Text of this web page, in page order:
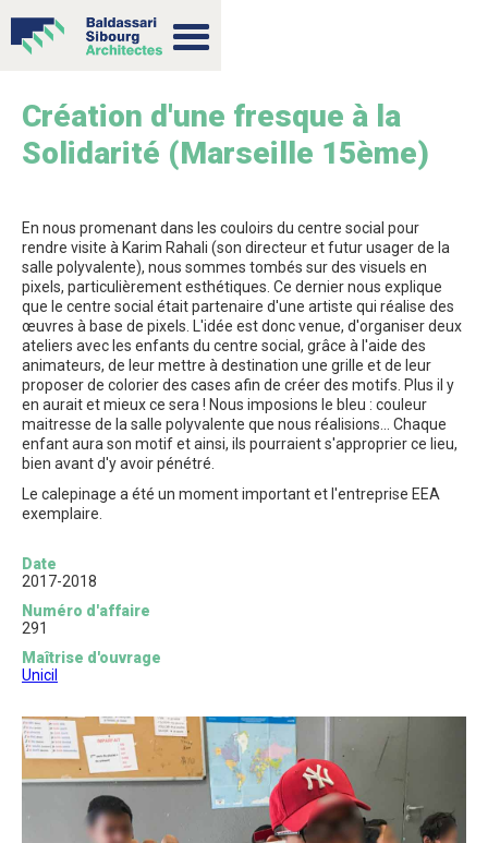
Date
2017-2018
Numéro d'affaire
291
Maîtrise d'ouvrage
Unicil
Création d'une fresque à la
Solidarité (Marseille 15ème)
En nous promenant dans les couloirs du centre social pour
rendre visite à Karim Rahali (son directeur et futur usager de la
salle polyvalente), nous sommes tombés sur des visuels en
pixels, particulièrement esthétiques. Ce dernier nous explique
que le centre social était partenaire d'une artiste qui réalise des
œuvres à base de pixels. L'idée est donc venue, d'organiser deux
ateliers avec les enfants du centre social, grâce à l'aide des
animateurs, de leur mettre à destination une grille et de leur
proposer de colorier des cases afin de créer des motifs. Plus il y
en aurait et mieux ce sera ! Nous imposions le bleu : couleur
maitresse de la salle polyvalente que nous réalisions... Chaque
enfant aura son motif et ainsi, ils pourraient s'approprier ce lieu,
bien avant d'y avoir pénétré.
Le calepinage a été un moment important et l'entreprise EEA
exemplaire.